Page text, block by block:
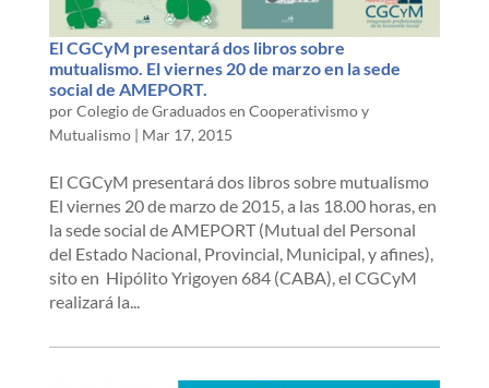
El CGCyM presentará dos libros sobre
mutualismo. El viernes 20 de marzo en la sede
social de AMEPORT.
porColegio de Graduados en Cooperativismo y
Mutualismo| Mar 17, 2015
El CGCyM presentará dos libros sobre mutualismo
El viernes 20 de marzo de 2015, a las 18.00 horas, en
la sede social de AMEPORT (Mutual del Personal
del Estado Nacional, Provincial, Municipal, y afines),
sito en Hipólito Yrigoyen 684 (CABA), el CGCyM
realizará la...